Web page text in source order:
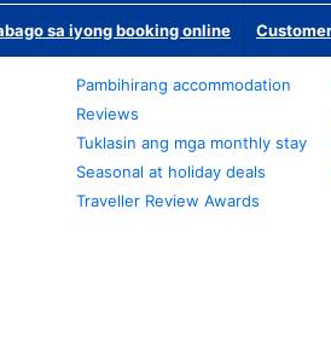
sa iyong booking online
Pambihirang accommodation
Reviews
Tuklasin ang mga monthly stay
Seasonal at holiday deals
Traveller Review Awards